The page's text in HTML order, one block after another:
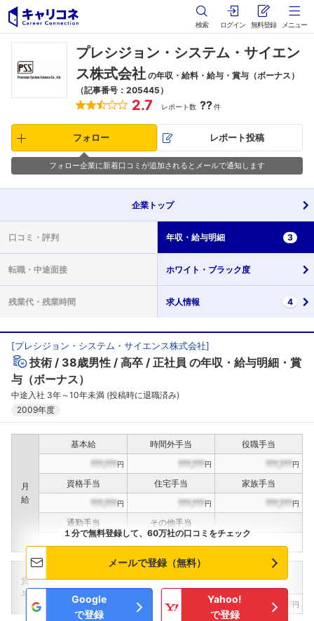
検索 ログイン 無料登録 メニュー
プレシジョン・システム・サイエン
ス株式会社 の年収・給料・給与・賞与（ボーナス）
（記事番号：205445）
2.7 レポート数 ??件
フォロー レポート投稿
フォロー企業に新着口コミが追加されるとメールで通知します
企業 トップ
口コミ・ 評判 年収・ 給与明細 3
転職・ 中途面接 ホワイト・ ブラック度
残業代・ 残業時間 求人情報 4
[プレシジョン・システム・サイエンス株式会社]
技術 38歳男性 高卒 正社員 の年収・給与明細・賞
与（ボーナス）
中途入社 3年～10年未満 (投稿時に退職済み)
2009年度
月
給
基本給 時間外手当
役職手当
???,???円 ???,???円 ???,???円
資格手当 住宅手当
家族手当
???,???円 ???,???円 ???,???円
通勤手当
その他手当
賞
与
インセンティブ賞与
決算賞与
???,??? ???,??? 円 ???,??? 円
１分で無料登録して、60万社の口コミをチェック
メールで登録（無料）
Google
で登録
Yahoo!
で登録